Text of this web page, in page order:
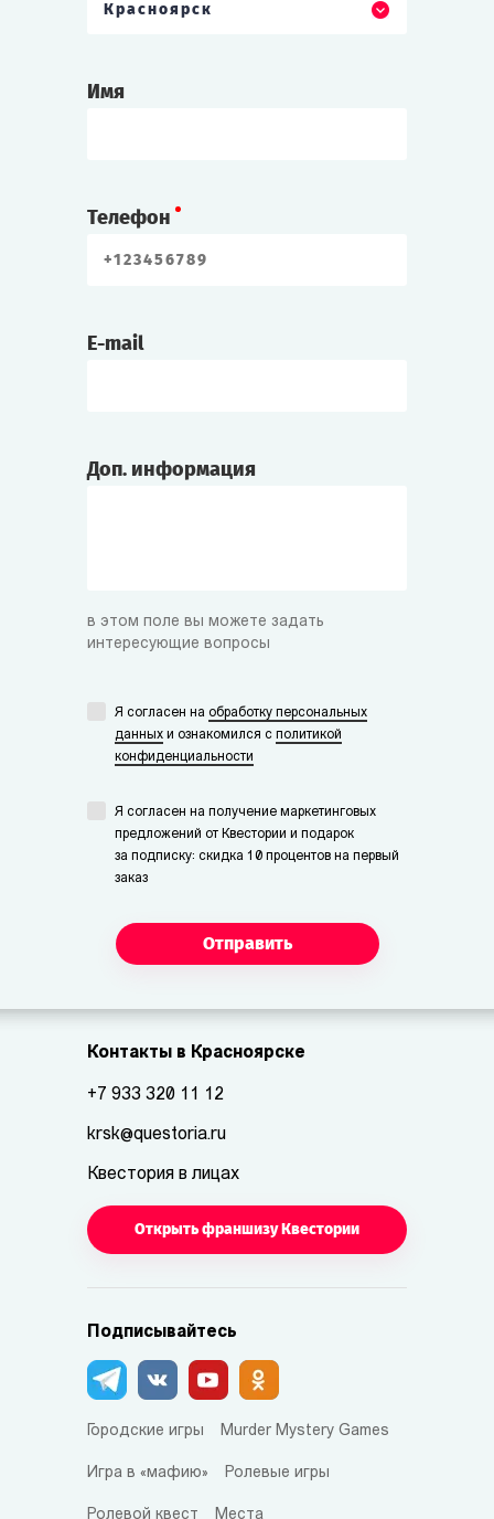
Красноярск
Имя
Телефон
E-mail
Доп. информация
в этом поле вы можете задать
интересующие вопросы
Я согласен на обработку персональных
данных и ознакомился с политикой
конфиденциальности
Я согласен на получение маркетинговых
предложений от Квестории и подарок
за подписку: скидка 10 процентов на первый
заказ
Отправить
Контакты в Красноярске
+7 933 320 11 12
krsk@questoria.ru
Квестория в лицах
Открыть франшизу Квестории
Подписывайтесь
Городские игры Murder Mystery Games
Игра в «мафию» Ролевые игры
Ролевой квест Места